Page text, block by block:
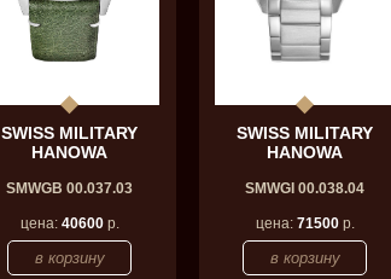
SWISS MILITARY
HANOWA
SMWGB 00.037.03
цена: 40600р.
SWISS MILITARY
HANOWA
SMWGI 00.038.04
цена: 71500р.